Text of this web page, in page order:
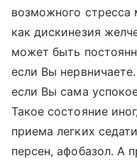
возможного стресса
как дискинезия
может быть
если Вы
если Вы сама
Такое состояние
приема легких
персен, афобазол. А